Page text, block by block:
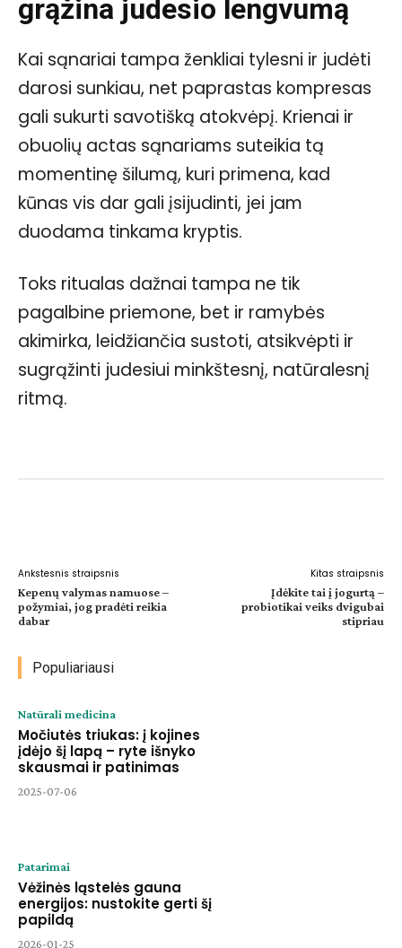
grąžina judesio lengvumą
Kai sąnariai tampa ženkliai tylesni ir judėti
darosi sunkiau, net paprastas kompresas
gali sukurti savotišką atokvėpį. Krienai ir
obuolių actas sąnariams suteikia tą
momentinę šilumą, kuri primena, kad
kūnas vis dar gali įsijudinti, jei jam
duodama tinkama kryptis.
Toks ritualas dažnai tampa ne tik
pagalbine priemone, bet ir ramybės
akimirka, leidžiančia sustoti, atsikvėpti ir
sugrąžinti judesiui minkštesnį, natūralesnį
ritmą.
Ankstesnis straipsnis
Kepenų valymas namuose –
požymiai, jog pradėti reikia
dabar
Kitas straipsnis
Įdėkite tai į jogurtą –
probiotikai veiks dvigubai
stipriau
Populiariausi
Natūrali medicina
Močiutės triukas: į kojines
įdėjo šį lapą – ryte išnyko
skausmai ir patinimas
2025-07-06
Patarimai
Vėžinės ląstelės gauna
energijos: nustokite gerti šį
papildą
2026-01-25